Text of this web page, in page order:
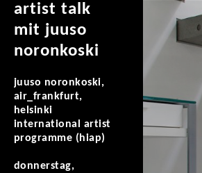
artist talk
mit juuso
noronkoski
juuso noronkoski,
air_frankfurt,
helsinki
international artist
programme (hiap)
donnerstag,